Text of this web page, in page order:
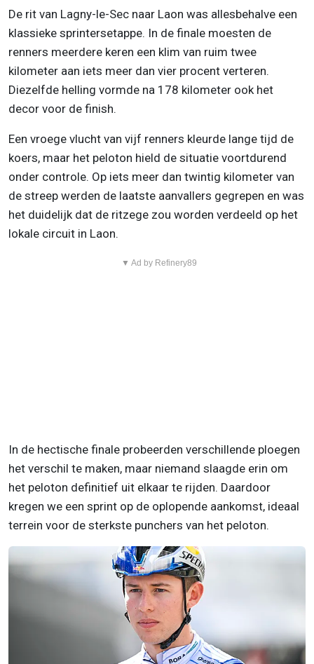
De rit van Lagny-le-Sec naar Laon was allesbehalve een
klassieke sprintersetappe. In de finale moesten de
renners meerdere keren een klim van ruim twee
kilometer aan iets meer dan vier procent verteren.
Diezelfde helling vormde na 178 kilometer ook het
decor voor de finish.
Een vroege vlucht van vijf renners kleurde lange tijd de
koers, maar het peloton hield de situatie voortdurend
onder controle. Op iets meer dan twintig kilometer van
de streep werden de laatste aanvallers gegrepen en was
het duidelijk dat de ritzege zou worden verdeeld op het
lokale circuit in Laon.
▼ Ad by Refinery89
In de hectische finale probeerden verschillende ploegen
het verschil te maken, maar niemand slaagde erin om
het peloton definitief uit elkaar te rijden. Daardoor
kregen we een sprint op de oplopende aankomst, ideaal
terrein voor de sterkste punchers van het peloton.